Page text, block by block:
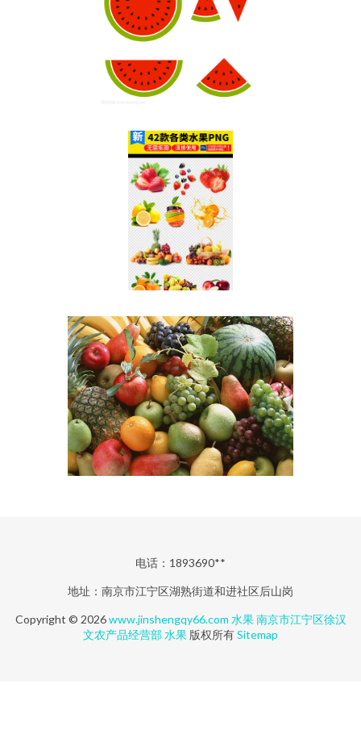
电话：1893690**
地址：南京市江宁区湖熟街道和进社区后山岗
Copyright © 2026www.jinshengqy66.com 水果 南京市江宁区徐汉
文农产品经营部水果 版权所有Sitemap